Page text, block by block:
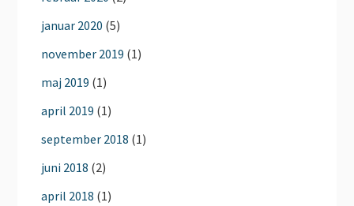
januar 2020 (5)
november 2019 (1)
maj 2019 (1)
april 2019 (1)
september 2018 (1)
juni 2018 (2)
april 2018 (1)